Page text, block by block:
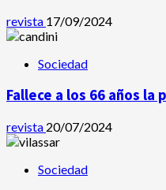
revista 17/09/2024
Sociedad
Fallece a los 66 años
revista 20/07/2024
Sociedad